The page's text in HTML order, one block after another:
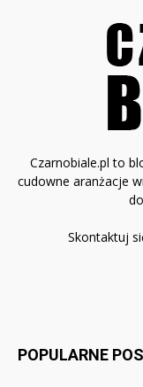
Czarnobiale.pl to
cudowne aranżacje
Skontaktuj
POPULARNE